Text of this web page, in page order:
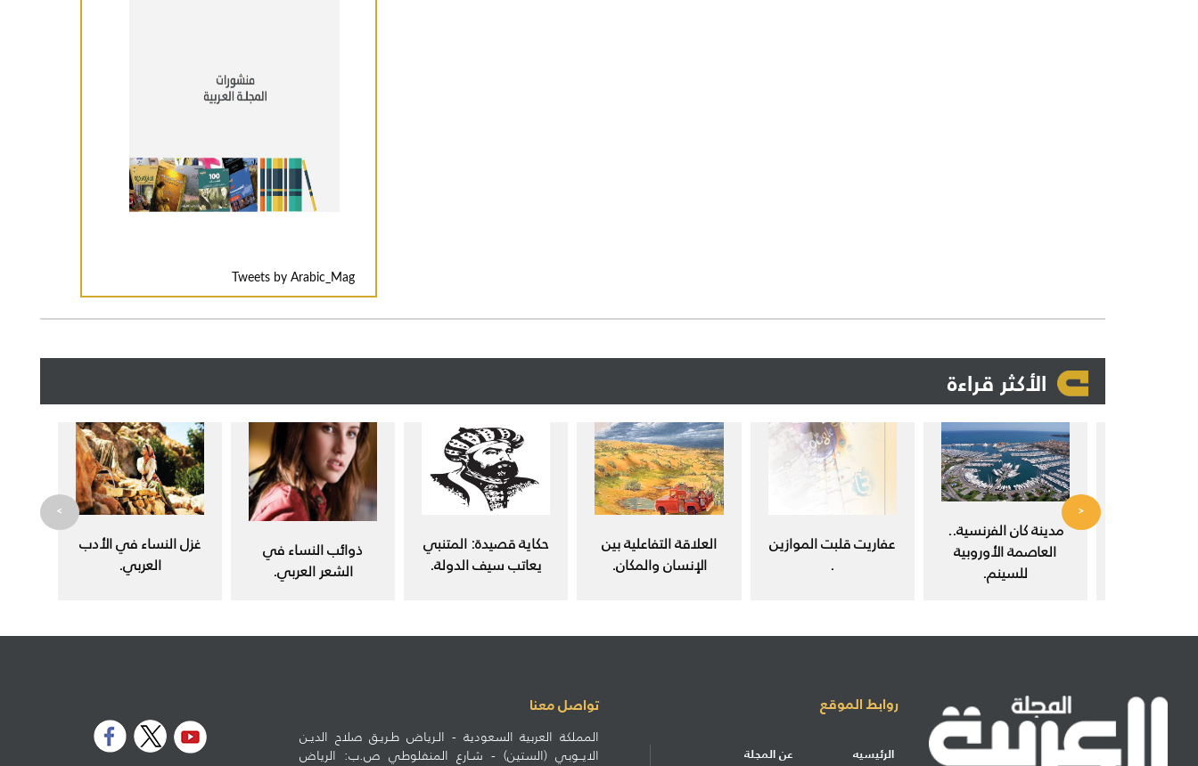
الأكثر قراءة
العربي.
الشعر العربي.
يعاتب سيف الدولة.
الإنسان والمكان.
.
مدينة كان الفرنسية..
العاصمة الأوروبية
للسينم.
إرسال مشاركة
الاشتراكات
الايــوبي (الستين) - شـارع المنفلوطي ص.ب: الرياض
5973 - الرمز البريدي: 11432 تلفون: 96614778990